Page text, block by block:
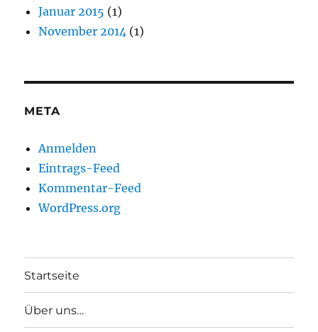
Januar 2015 (1)
November 2014 (1)
META
Anmelden
Eintrags-Feed
Kommentar-Feed
WordPress.org
Startseite
Über uns…